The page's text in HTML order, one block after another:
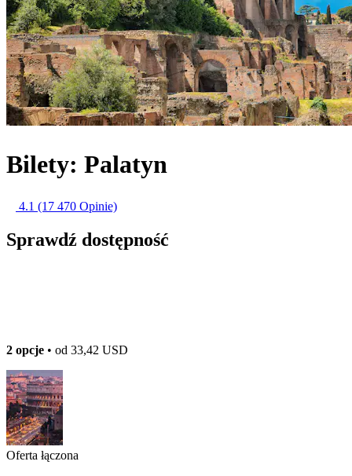
Bilety: Palatyn
4.1 (17 470 Opinie)
Sprawdź dostępność
2 opcje • od 33,42 USD
Oferta łączona